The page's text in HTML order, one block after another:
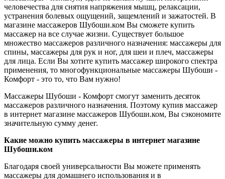
человечества для снятия напряжения мышц, релаксации,
устранения болевых ощущений, защемлений и зажатостей. В
магазине массажеров Шубоши.ком Вы сможете купить
массажер на все случае жизни. Существует большое
множество массажеров различного назначения: массажеры для
спины, массажеры для рук и ног, для шеи и плеч, массажеры
для лица. Если Вы хотите купить массажер широкого спектра
применения, то многофункциональные массажеры Шубоши -
Комфорт - это то, что Вам нужно!
Массажеры Шубоши - Комфорт смогут заменить десяток
массажеров различного назначения. Поэтому купив массажер
в интернет магазине массажеров Шубоши.ком, Вы сэкономите
значительную сумму денег.
Какие можно купить массажеры в интернет магазине
Шубоши.ком
Благодаря своей универсальности Вы можете применять
массажеры для домашнего использования и в